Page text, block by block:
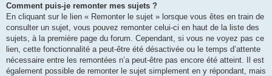
Comment puis-je remonter mes sujets ?
En cliquant sur le lien « Remonter le sujet » lorsque vous êtes en train de
consulter un sujet, vous pouvez remonter celui-ci en haut de la liste des
sujets, à la première page du forum. Cependant, si vous ne voyez pas ce
lien, cette fonctionnalité a peut-être été désactivée ou le temps d’attente
nécessaire entre les remontées n’a peut-être pas encore été atteint. Il est
également possible de remonter le sujet simplement en y répondant, mais